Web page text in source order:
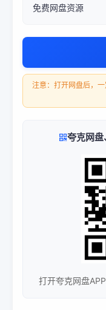
免费网盘资源
注意：打开网盘后，
夸克网盘
打开夸克网盘